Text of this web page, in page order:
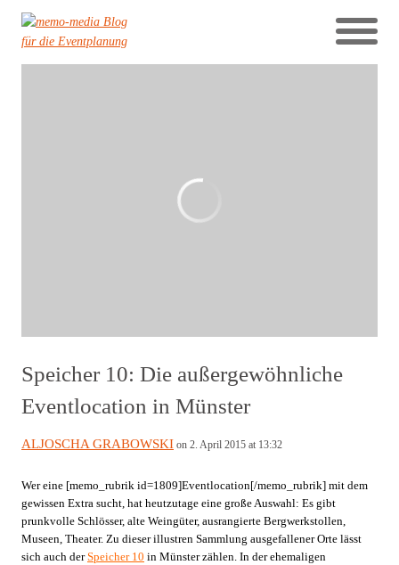
Speicher 10: Die außergewöhnliche
Eventlocation in Münster
ALJOSCHA GRABOWSKI on 2. April 2015 at 13:32
Wer eine [memo_rubrik id=1809]Eventlocation[/memo_rubrik] mit dem
gewissen Extra sucht, hat heutzutage eine große Auswahl: Es gibt
prunkvolle Schlösser, alte Weingüter, ausrangierte Bergwerkstollen,
Museen, Theater. Zu dieser illustren Sammlung ausgefallener Orte lässt
sich auch derSpeicher 10 in Münster zählen. In der ehemaligen